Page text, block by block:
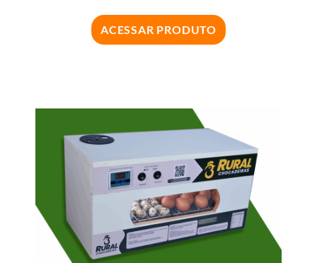
ACESSAR PRODUTO